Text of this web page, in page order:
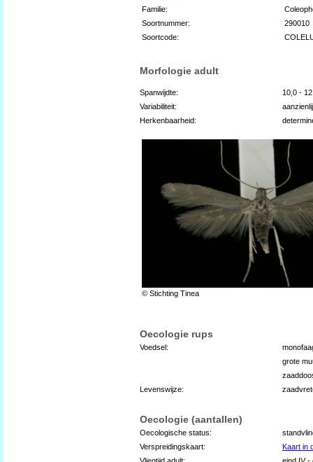
Familie:
Soortnummer:
290010
Soortcode:
Morfologie adult
Spanwijdte:
10,0 -
Variabiliteit:
Herkenbaarheid:
© Stichting Tinea
Oecologie rups
Voedsel:
grote
Levenswijze:
Oecologie (aantallen)
Oecologische status:
Verspreidingskaart:
Kaart in